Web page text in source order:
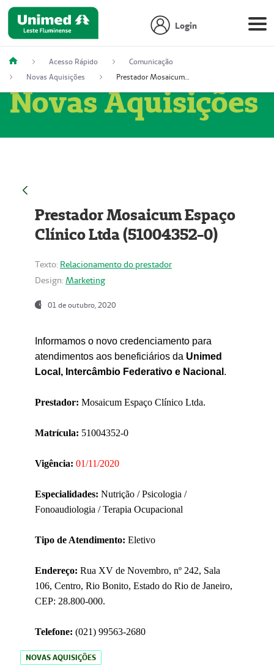
Login
Acesso Rápido
Comunicação
Novas Aquisições
Prestador Mosaicum Espaço Clínico Ltda (51004352-0)
Novas Aquisições
Prestador Mosaicum Espaço
Clínico Ltda (51004352-0)
Texto: Relacionamento do prestador
Design: Marketing
01 de outubro, 2020
Informamos o novo credenciamento para
atendimentos aos beneficiários da Unimed
Local, Intercâmbio Federativo e Nacional .
Prestador: Mosaicum Espaço Clínico Ltda.
Matrícula: 51004352-0
Vigência: 01/11/2020
Especialidades: Nutrição / Psicologia /
Fonoaudiologia / Terapia Ocupacional
Tipo de Atendimento: Eletivo
Endereço: Rua XV de Novembro, nº 242, Sala
106, Centro, Rio Bonito, Estado do Rio de Janeiro,
CEP: 28.800-000.
Telefone: (021) 99563-2680
NOVAS AQUISIÇÕES